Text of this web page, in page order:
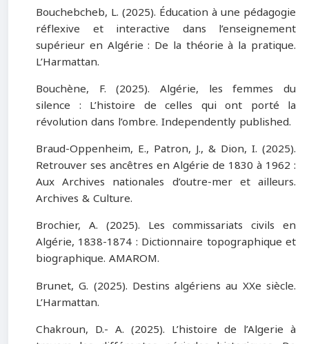
Bouchebcheb, L. (2025). Éducation à une pédagogie
réflexive et interactive dans l’enseignement
supérieur en Algérie : De la théorie à la pratique.
L’Harmattan.
Bouchène, F. (2025). Algérie, les femmes du
silence : L’histoire de celles qui ont porté la
révolution dans l’ombre. Independently published.
Braud-Oppenheim, E., Patron, J., & Dion, I. (2025).
Retrouver ses ancêtres en Algérie de 1830 à 1962 :
Aux Archives nationales d’outre-mer et ailleurs.
Archives & Culture.
Brochier, A. (2025). Les commissariats civils en
Algérie, 1838-1874 : Dictionnaire topographique et
biographique. AMAROM.
Brunet, G. (2025). Destins algériens au XXe siècle.
L’Harmattan.
Chakroun, D.- A. (2025). L’histoire de l’Algerie à